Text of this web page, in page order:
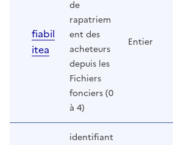
fiabil
itea
de
rapatriem
ent des
acheteurs
depuis les
Fichiers
fonciers (0
à 4)
Entier
identifiant